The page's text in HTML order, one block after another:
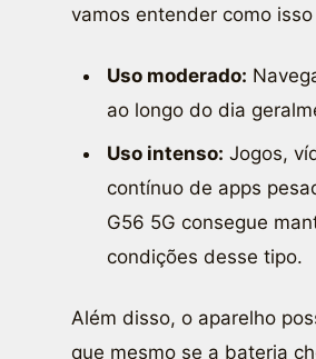
vamos entender como
Uso moderado:
ao longo do dia
Uso intenso: Jogos,
contínuo de apps
G56 5G consegue
condições desse tipo.
Além disso, o aparelho
que mesmo se a bateria